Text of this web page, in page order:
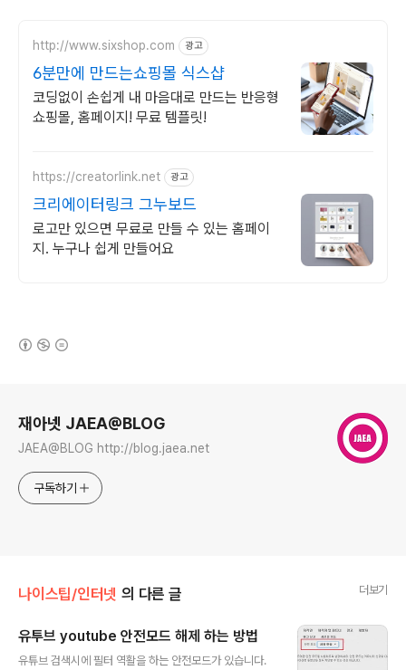
http://www.sixshop.com 광고
6분만에 만드는쇼핑몰 식스샵
코딩없이 손쉽게 내 마음대로 만드는 반응형
쇼핑몰, 홈페이지! 무료 템플릿!
https://creatorlink.net 광고
크리에이터링크 그누보드
로고만 있으면 무료로 만들 수 있는 홈페이
지. 누구나 쉽게 만들어요
재아넷 JAEA@BLOG
JAEA@BLOG http://blog.jaea.net
구독하기
나이스팁/인터넷 의 다른 글 더보기
유투브 youtube 안전모드 해제 하는 방법
유튜브 검색시에 필터 역활을 하는 안전모드가 있습니다.